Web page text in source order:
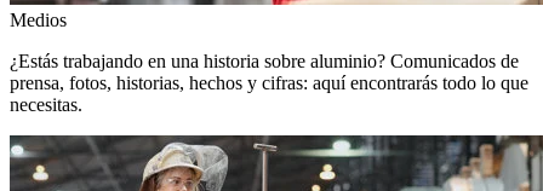
Medios
¿Estás trabajando en una historia sobre aluminio? Comunicados de
prensa, fotos, historias, hechos y cifras: aquí encontrarás todo lo que
necesitas.